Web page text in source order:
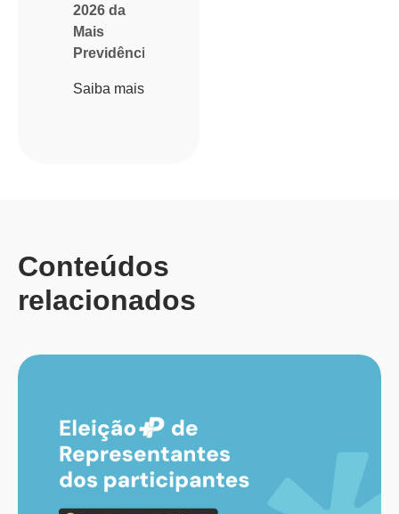
2026 da
Mais
Previdência
Saiba mais
Conteúdos
relacionados